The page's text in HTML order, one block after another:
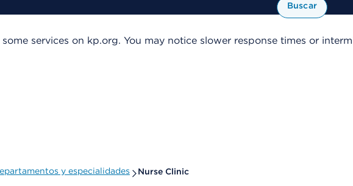
Buscar
services on kp.org. You may notice slower response times or
y especialidades Nurse Clinic